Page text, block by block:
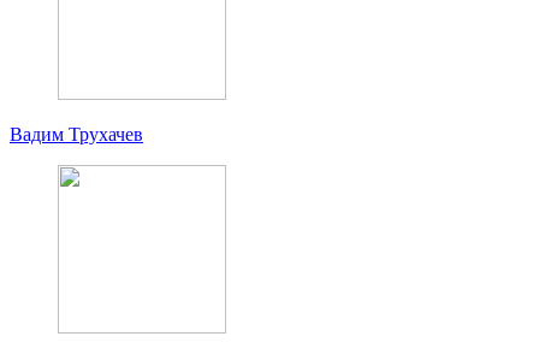
Вадим Трухачев